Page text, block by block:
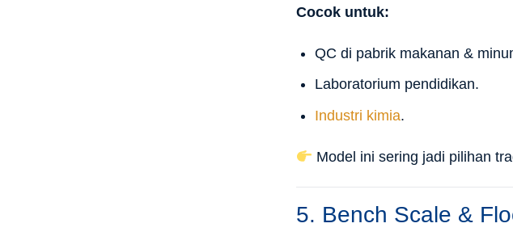
Cocok untuk:
QC di pabrik makanan &
Laboratorium pendidikan.
Industri kimia.
Model ini sering jadi pilihan
5. Bench Scale &